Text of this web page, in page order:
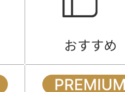
おすすめ